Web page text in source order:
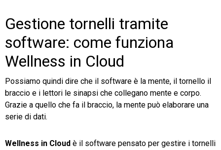
Gestione tornelli tramite
software: come funziona
Wellness in Cloud
Possiamo quindi dire che il software è la mente, il tornello il
braccio e i lettori le sinapsi che collegano mente e corpo.
Grazie a quello che fa il braccio, la mente può elaborare una
serie di dati.
Wellness in Cloud è il software pensato per gestire i tornelli